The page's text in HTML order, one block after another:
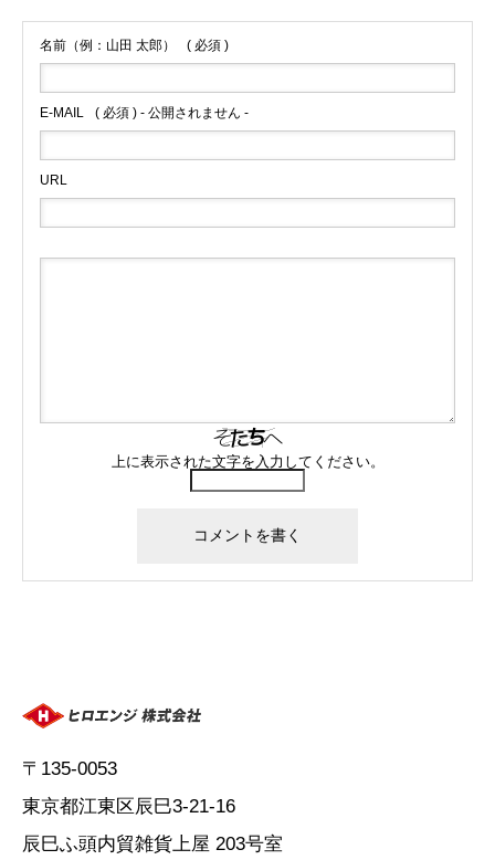
名前（例：山田 太郎） ( 必須 )
E-MAIL ( 必須 ) - 公開されません -
URL
上に表示された文字を入力してください。
〒135-0053
東京都江東区辰巳3-21-16
辰巳ふ頭内貿雑貨上屋 203号室